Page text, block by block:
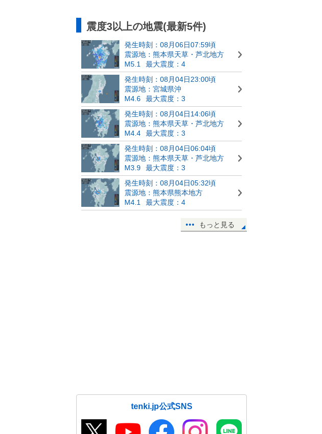
震度3以上の地震(最新5件)
発生時刻：08月06日07:59頃
震源地：熊本県天草・芦北地方
M5.1
最大震度：4
発生時刻：08月04日23:00頃
震源地：宮城県沖
M4.6
最大震度：3
発生時刻：08月04日14:06頃
震源地：熊本県天草・芦北地方
M4.4
最大震度：3
発生時刻：08月04日06:04頃
震源地：熊本県天草・芦北地方
M3.9
最大震度：3
発生時刻：08月04日05:32頃
震源地：熊本県熊本地方
M4.1
最大震度：4
もっと見る
tenki.jp公式SNS